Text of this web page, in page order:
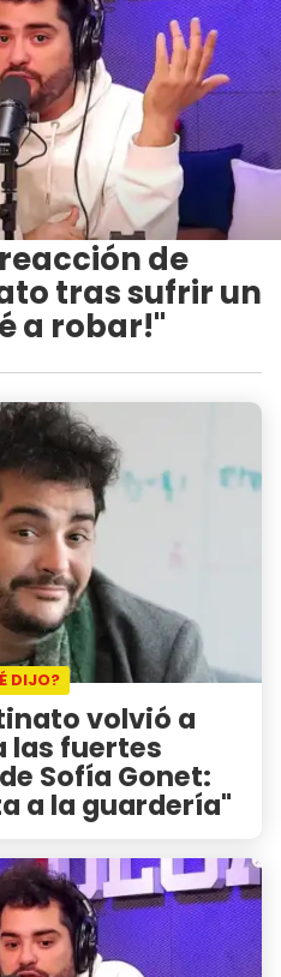
de
tras sufrir un
a robar!"
DIJO?
volvió a
las fuertes
Sofía Gonet:
a la guardería"